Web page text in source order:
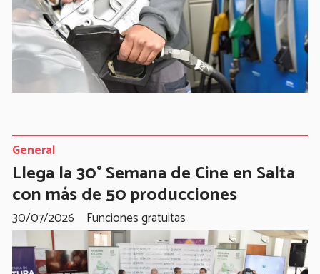
Llega la 30° Semana de Cine en Salta
con más de 50 producciones
Funciones gratuitas
General
30/07/2026